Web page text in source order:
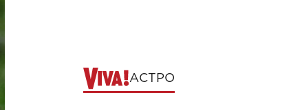
АСТРО